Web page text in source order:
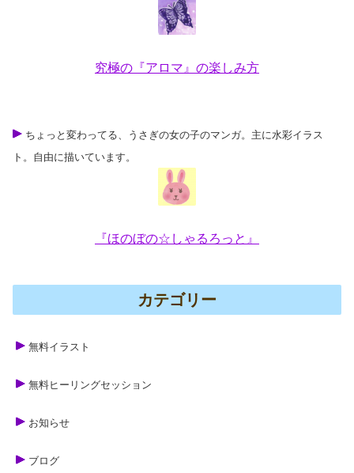
究極の『アロマ』の楽しみ方
ちょっと変わってる、うさぎの女の子のマンガ。主に水彩イラス
ト。自由に描いています。
『ほのぼの☆しゃるろっと』
カテゴリー
無料イラスト
無料ヒーリングセッション
お知らせ
ブログ